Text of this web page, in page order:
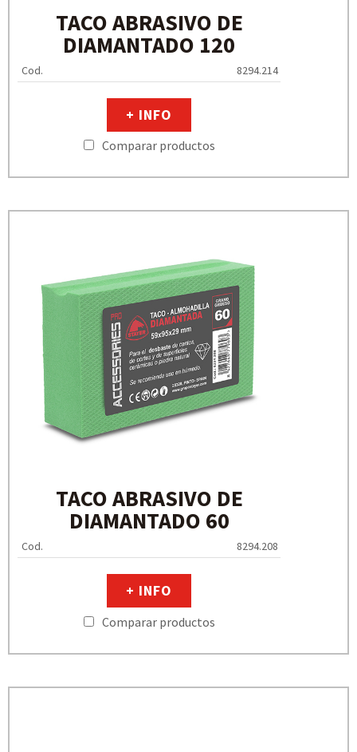
TACO ABRASIVO DE
DIAMANTADO 120
Cod. 8294.214
+ INFO
Comparar productos
TACO ABRASIVO DE
DIAMANTADO 60
Cod. 8294.208
+ INFO
Comparar productos